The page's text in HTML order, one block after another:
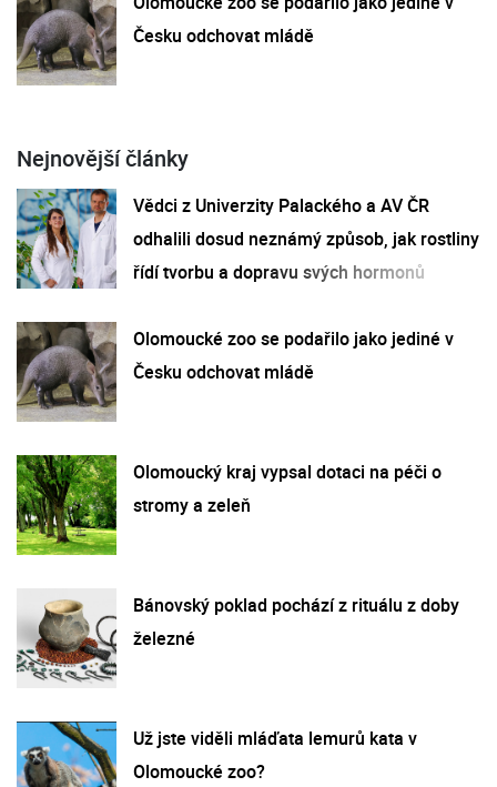
Česku odchovat mládě
Nejnovější články
Vědci z Univerzity Palackého a AV ČR
odhalili dosud neznámý způsob, jak rostliny
řídí tvorbu a dopravu svých hormonů
Olomoucké zoo se podařilo jako jediné v
Česku odchovat mládě
Olomoucký kraj vypsal dotaci na péči o
stromy a zeleň
Bánovský poklad pochází z rituálu z doby
železné
Už jste viděli mláďata lemurů kata v
Olomoucké zoo?